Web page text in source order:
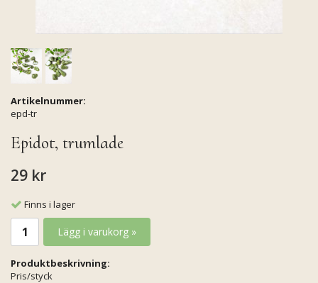
Artikelnummer:
epd-tr
Epidot, trumlade
29 kr
Finns i lager
Lägg i varukorg »
Produktbeskrivning:
Pris/styck